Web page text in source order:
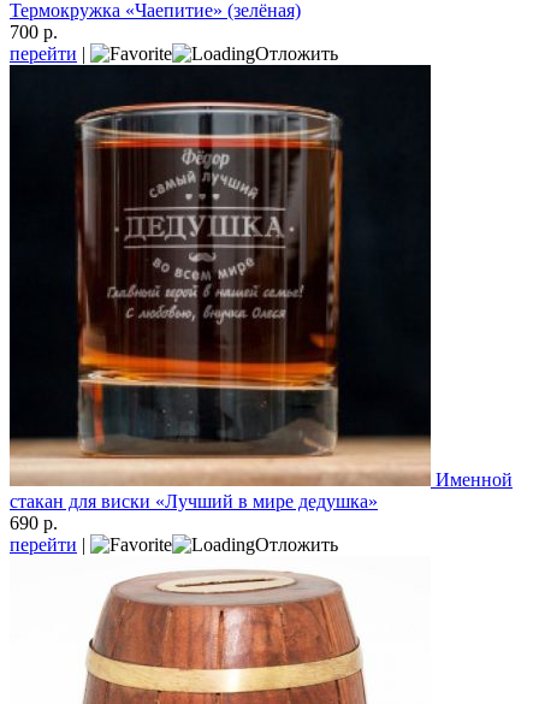
Термокружка «Чаепитие» (зелёная)
700 р.
перейти | Отложить
Именной
стакан для виски «Лучший в мире дедушка»
690 р.
перейти | Отложить